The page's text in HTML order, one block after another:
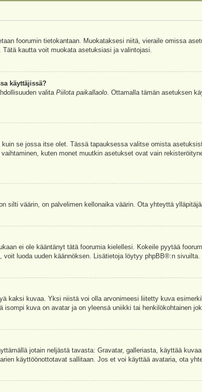
foorumin tietokantaan. Muokataksesi niitä, vieraile omissa
kautta voit muokata asetuksiasi ja valintojasi.
käyttäjissä?
valita Piilota paikallaolo. Ottamalla tämän asetuksen
se jossa itse olet. Tässä tapauksessa valitse omista
kuten monet muutkin asetukset ovat vain
silti väärin, on palvelimen kellonaika väärin. Ota yhteyttä
ei ole kääntänyt tätä foorumia kielellesi. Kokeile pyytää
luoda uuden käännöksen. Lisätietoja löytyy phpBB®:n sivuilta.
kaksi kuvaa. Yksi niistä voi olla arvonimeesi liitetty kuva
kuva on avatar ja on yleensä uniikki tai henkilökohtainen
jotain neljästä tavasta: Gravatar, galleriasta, käyttää
käyttöönottotavat sallitaan. Jos et voi käyttää avataria, ota